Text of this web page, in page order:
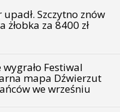
Szczytno znów
za 8400 zł
wygrało Festiwal
mapa Dźwierzut
we wrześniu